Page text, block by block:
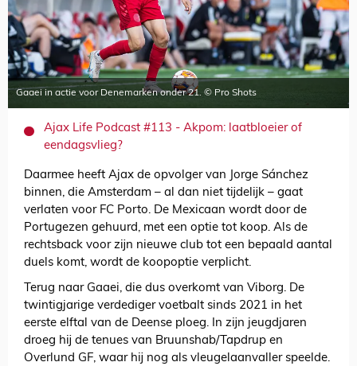
Gaaei in actie voor Denemarken onder 21. © Pro Shots
Ajax Life Podcast #113 - Akpom: laatbloeier of
eendagsvlieg?
Daarmee heeft Ajax de opvolger van Jorge Sánchez
binnen, die Amsterdam – al dan niet tijdelijk – gaat
verlaten voor FC Porto. De Mexicaan wordt door de
Portugezen gehuurd, met een optie tot koop. Als de
rechtsback voor zijn nieuwe club tot een bepaald aantal
duels komt, wordt de koopoptie verplicht.
Terug naar Gaaei, die dus overkomt van Viborg. De
twintigjarige verdediger voetbalt sinds 2021 in het
eerste elftal van de Deense ploeg. In zijn jeugdjaren
droeg hij de tenues van Bruunshab/Tapdrup en
Overlund GF, waar hij nog als vleugelaanvaller speelde.